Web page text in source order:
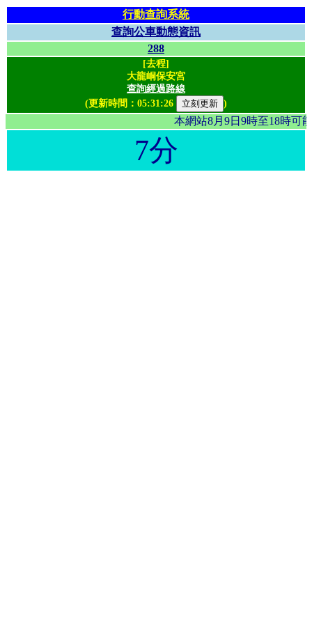
行動查詢系統
查詢公車動態資訊
288
[去程]
大龍峒保安宮
查詢經過路線
(更新時間： 05:31:26 )
本網站8月9日9時至18
7分